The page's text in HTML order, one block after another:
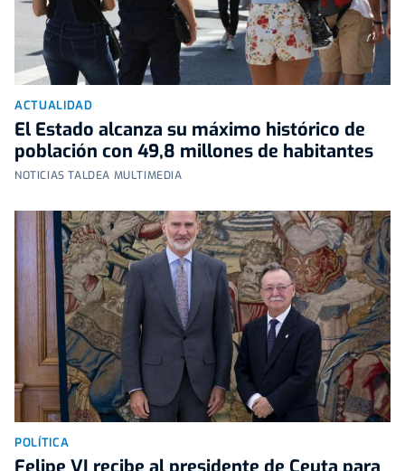
ACTUALIDAD
El Estado alcanza su máximo histórico de
población con 49,8 millones de habitantes
NOTICIAS TALDEA MULTIMEDIA
POLÍTICA